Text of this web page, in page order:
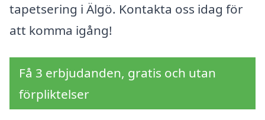
tapetsering i Älgö. Kontakta oss idag för
att komma igång!
Få 3 erbjudanden, gratis och utan
förpliktelser